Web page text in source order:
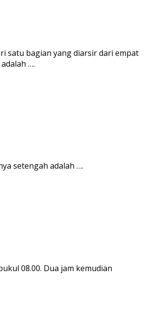
satu bagian yang diarsir dari empat
….
setengah adalah ….
08.00. Dua jam kemudian